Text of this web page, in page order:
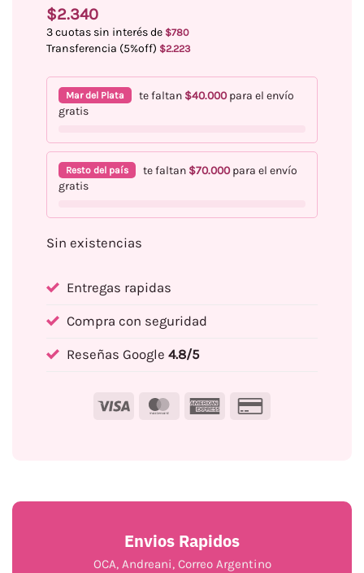
$2.340
3 cuotas sin interés de $780
Transferencia (5%off) $2.223
Mar del Plata te faltan $40.000para el envío
gratis
Resto del país te faltan $70.000para el envío
gratis
Sin existencias
Entregas rapidas
Compra con seguridad
Reseñas Google 4.8/5
Visa MasterCardAmerican
Envios Rapidos
OCA, Andreani, Correo Argentino